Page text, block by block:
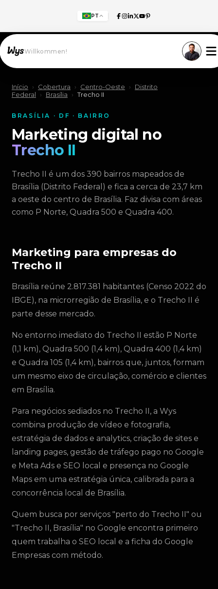
PT
Willkommen!
Início › Cobertura › Centro-Oeste ›
Distrito
Federal
› Brasília › Trecho II
BRASÍLIA · DF · BAIRRO
Marketing digital no
Trecho II
Trecho II é um dos 390 bairros mapeados de
Brasília (Distrito Federal) e fica a cerca de 23,7 km
a oeste do centro de Brasília. Faz divisa com áreas
como P Norte, Quadra 500 e Quadra 400.
Marketing para empresas do
Trecho II
Brasília reúne 2.817.381 habitantes (Censo 2022 do
IBGE), na microrregião de Brasília, e o Trecho II é
parte desse mercado.
No entorno imediato do Trecho II estão P Norte
(1,1 km), Quadra 500 (1,4 km), Quadra 400 (1,4 km)
e Quadra 105 (1,4 km), bairros que, juntos, formam
um mesmo eixo de circulação, comércio e clientes
em Brasília.
Para negócios sediados no Trecho II, a Wys
combina produção de vídeo e fotografia,
estratégia de dados e analytics, criação de sites e
landing pages, gestão de tráfego pago no Google
e Meta Ads e SEO local e presença no Google
Maps em uma estratégia única, calibrada para a
concorrência local de Brasília.
Quem busca por serviços "perto do Trecho II" ou
"Trecho II, Brasília" no Google encontra primeiro
quem trabalha o SEO local e a ficha do Google
Empresas com método.